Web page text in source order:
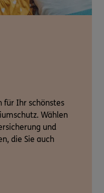
für Ihr schönstes
Wählen
und
die Sie auch